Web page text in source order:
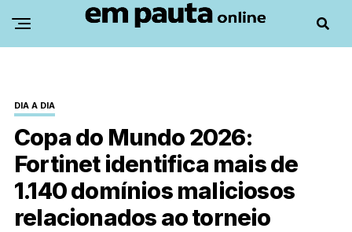
DIA A DIA
Copa do Mundo 2026:
Fortinet identifica mais de
1.140 domínios maliciosos
relacionados ao torneio